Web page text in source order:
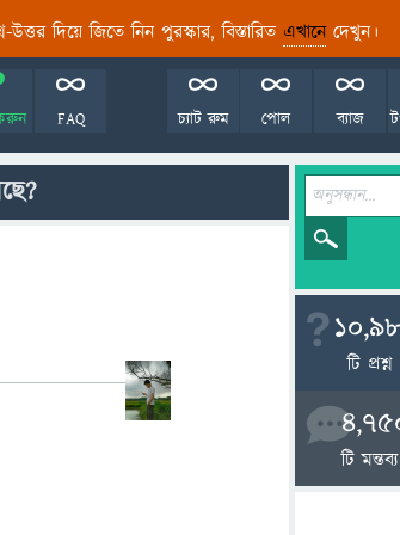
উত্তর দিয়ে জিতে নিন পুরস্কার, বিস্তারিত এখানেদেখুন।
FAQ ব্যাজ
পোল
চ্যাট রুম
টি প্রশ্ন
টি মন্তব্য